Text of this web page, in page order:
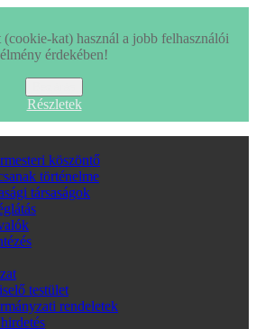
kat) használ a jobb felhasználói
élmény érdekében!
Részletek
köszöntő
történelme
társaságok
testület
rendeletek